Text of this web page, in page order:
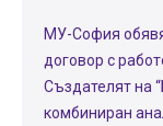
МУ-София
договор с
Създателят на
комбиниран